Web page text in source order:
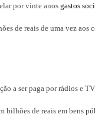
por vinte anosgastos
de reais de uma vez aos
a ser paga por rádios e
bilhões de reais em bens